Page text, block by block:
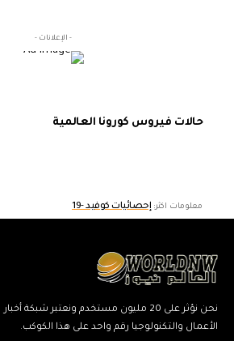
- الإعلانات -
حالات فيروس كورونا العالمية
معلومات اكثر: إحصائيات كوفيد -19
نحن نؤثر على 20 مليون مستخدم ونعتبر شبكة أخبار
الأعمال والتكنولوجيا رقم واحد على هذا الكوكب.